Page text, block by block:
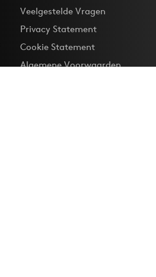
Veelgestelde Vragen
Privacy Statement
Cookie Statement
Algemene Voorwaarden